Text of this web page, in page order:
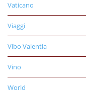
Vaticano
Viaggi
Vibo Valentia
Vino
World